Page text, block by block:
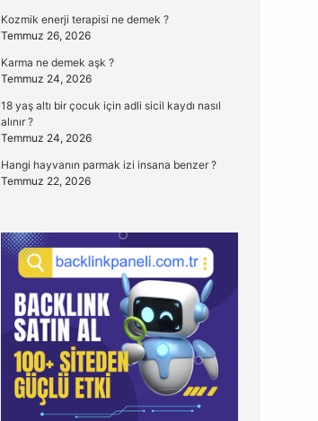
Kozmik enerji terapisi ne demek ?
Temmuz 26, 2026
Karma ne demek aşk ?
Temmuz 24, 2026
18 yaş altı bir çocuk için adli sicil kaydı nasıl
alınır ?
Temmuz 24, 2026
Hangi hayvanın parmak izi insana benzer ?
Temmuz 22, 2026